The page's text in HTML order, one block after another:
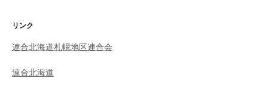
リンク
連合北海道札幌地区連合会
連合北海道